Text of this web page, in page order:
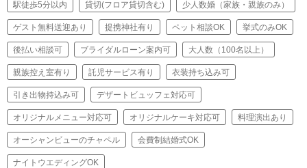
駅徒歩5分以内 貸切(フロア貸切含む) 少人数婚（家族・親族のみ）
ゲスト無料送迎あり 提携神社有り ペット相談OK 挙式のみOK
後払い相談可 ブライダルローン案内可 大人数（100名以上）
親族控え室有り 託児サービス有り 衣装持ち込み可
引き出物持込み可 デザートビュッフェ対応可
オリジナルメニュー対応可 オリジナルケーキ対応可 料理演出あり
オーシャンビューのチャペル 会費制結婚式OK
ナイトウエディングOK